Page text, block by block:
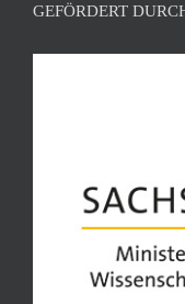
GEFÖRDERT